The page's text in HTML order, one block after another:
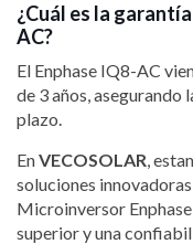
¿Cuál es la
AC?
El Enphase IQ8-AC
de 3 años,
plazo.
EnVECOSOLAR ,
soluciones
Microinversor
superior y una